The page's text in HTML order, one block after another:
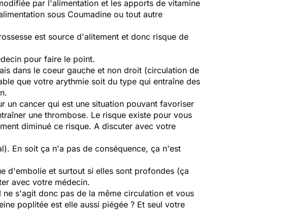
par l'alimentation et les apports de vitamine
sous Coumadine ou tout autre
est source d'alitement et donc risque de
pour faire le point.
dans le coeur gauche et non droit (circulation de
que votre arythmie soit du type qui entraîne des
un cancer qui est une situation pouvant favoriser
une thrombose. Le risque existe pour vous
diminué ce risque. A discuter avec votre
En soit ça n'a pas de conséquence, ça n'est
d'embolie et surtout si elles sont profondes (ça
avec votre médecin.
s'agit donc pas de la même circulation et vous
poplitée est elle aussi piégée ? Et seul votre